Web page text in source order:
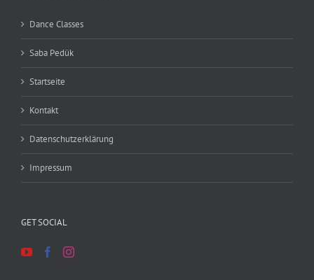
Dance Classes
Saba Pedük
Startseite
Kontakt
Datenschutzerklärung
Impressum
GET SOCIAL